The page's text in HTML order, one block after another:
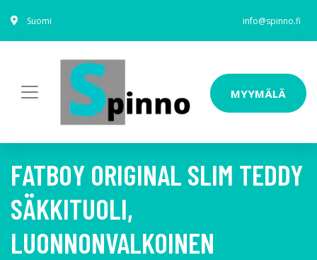
Suomi info@spinno.fi
MYYMÄLÄ
FATBOY ORIGINAL SLIM TEDDY
SÄKKITUOLI,
LUONNONVALKOINEN